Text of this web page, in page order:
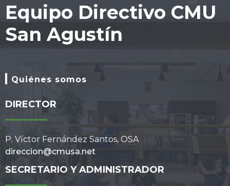
Equipo Directivo CMU
San Agustín
Quiénes somos
DIRECTOR
P. Víctor Fernández Santos, OSA
direccion@cmusa.net
SECRETARIO Y ADMINISTRADOR